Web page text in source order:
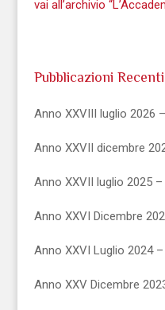
vai all’archivio
Pubblicazioni Recenti
Anno XXVIII luglio 2026
Anno XXVII dicembre
Anno XXVII luglio 2025
Anno XXVI Dicembre
Anno XXVI Luglio 2024
Anno XXV Dicembre